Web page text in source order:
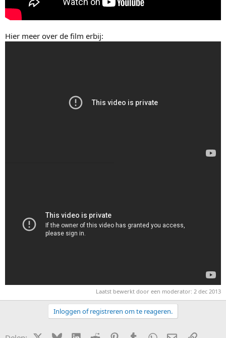
Hier meer over de film erbij:
Laatst bewerkt door een moderator: 2 dec 2013
Inloggen of registreren om te reageren.